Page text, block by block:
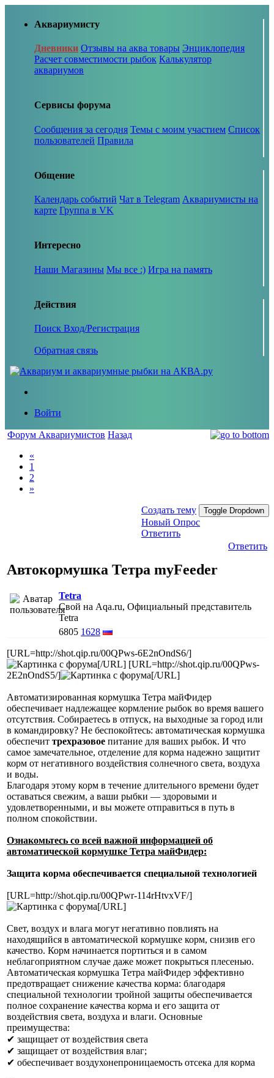
Аквариумисту
Дневники Отзывы на аква товары Энциклопедия
Расчет совместимости рыбок Калькулятор
аквариумов
Сервисы форума
Сообщения за сегодня Темы с моим участием Список
пользователей Правила
Общение
Календарь событий Чат в Telegram Аквариумисты на
карте Группа в VK
Интересно
Наши Магазины Мы все :) Игра на память
Действия
Поиск Вход/Регистрация
Обратная связь
Войти
Форум Аквариумистов Назад
«
1
2
»
Создать тему Toggle Dropdown
Новый Опрос
Ответить
Ответить
Автокормушка Тетра myFeeder
Tetra
Свой на Aqa.ru, Официальный представитель
Tetra
6805 1628
[URL=http://shot.qip.ru/00QPws-6E2nOndS6/]
[/URL] [URL=http://shot.qip.ru/00QPws-
2E2nOndS5/]
[/URL]
Автоматизированная кормушка Тетра майФидер
обеспечивает надлежащее кормление рыбок во время вашего
отсутствия. Собираетесь в отпуск, на выходные за город или
в командировку? Не беспокойтесь: автоматическая кормушка
обеспечит трехразовое питание для ваших рыбок. И что
самое замечательное, отделение для корма надежно защитит
корм от негативного воздействия солнечного света, воздуха
и воды.
Благодаря этому корм в течение длительного времени будет
оставаться свежим, а ваши рыбки — здоровыми и
удовлетворенными, и вы можете отправиться в путь в
полном спокойствии.
Ознакомьтесь со всей важной информацией об
автоматической кормушке Тетра майФидер:
Защита корма обеспечивается специальной технологией
[URL=http://shot.qip.ru/00QPwr-114rHtvxVF/]
[/URL]
Свет, воздух и влага могут негативно повлиять на
находящийся в автоматической кормушке корм, снизив его
качество. Корм начинается портиться и в самом
неблагоприятном случае даже может покрыться плесенью.
Автоматическая кормушка Тетра майФидер эффективно
предотвращает снижение качества корма: благодаря
специальной технологии тройной защиты обеспечивается
полное сохранение качества корма и его защита от
воздействия света, воздуха и влаги. Основные
преимущества:
✔ защищает от воздействия света
✔ защищает от воздействия влаг;
✔ обеспечивает воздухонепроницаемость отсека для корма